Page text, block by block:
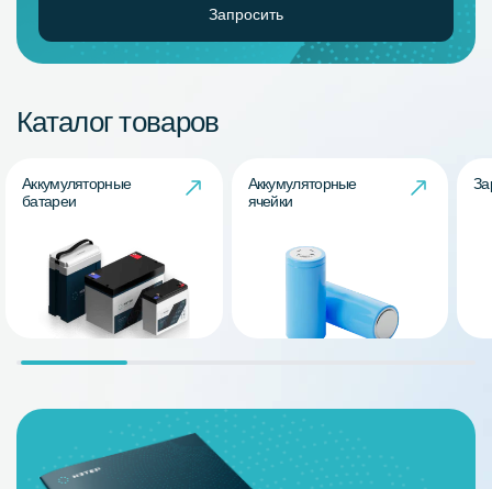
Запросить
Каталог товаров
Аккумуляторные
батареи
Аккумуляторные
ячейки